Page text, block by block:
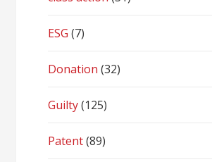
ESG (7)
Donation (32)
Guilty(125)
Patent(89)